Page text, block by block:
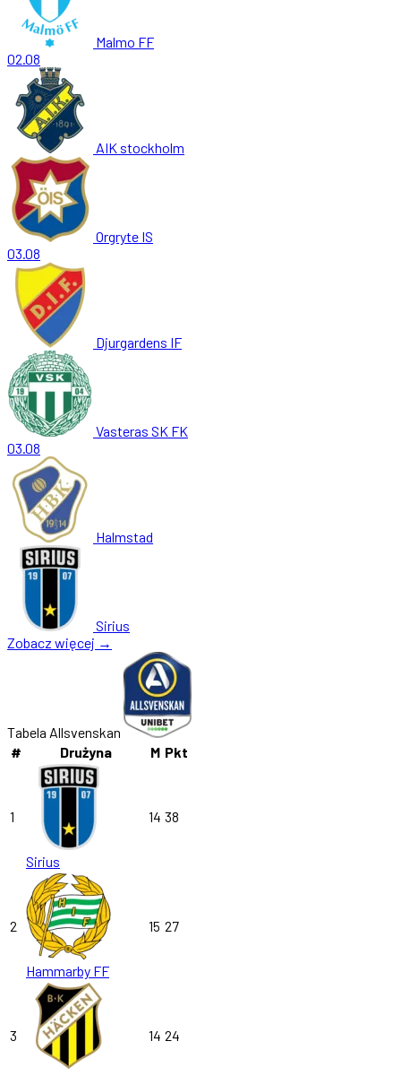
Malmo FF
02.08
AIK stockholm
Orgryte IS
03.08
Djurgardens IF
Vasteras SK FK
03.08
Halmstad
Sirius
Zobacz więcej →
Tabela Allsvenskan
#
Drużyna M Pkt
1
Sirius
14 38
2
Hammarby FF
15 27
3 14 24